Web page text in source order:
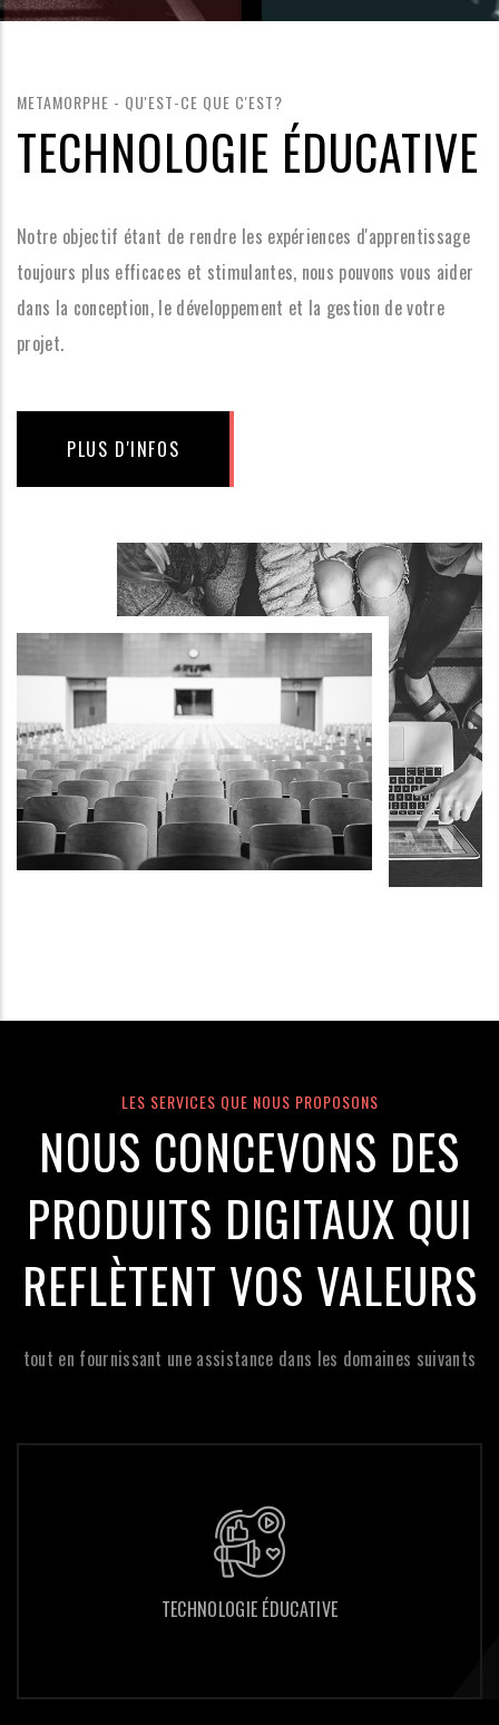
METAMORPHE - QU'EST-CE QUE C'EST?
TECHNOLOGIE ÉDUCATIVE
Notre objectif étant de rendre les expériences d'apprentissage
toujours plus efficaces et stimulantes, nous pouvons vous aider
dans la conception, le développement et la gestion de votre
projet.
PLUS D'INFOS
LES SERVICES QUE NOUS PROPOSONS
NOUS CONCEVONS DES
PRODUITS DIGITAUX QUI
REFLÈTENT VOS VALEURS
tout en fournissant une assistance dans les domaines suivants
TECHNOLOGIE ÉDUCATIVE
TECHNOLOGIE ÉDUCATIVE